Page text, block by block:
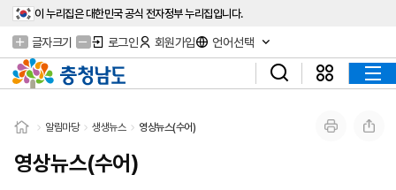
이 누리집은 대한민국 공식 전자정부 누리집입니다.
글자크기 로그인 회원가입 언어선택
알림마당 생생뉴스 영상뉴스(수어)
영상뉴스(수어)